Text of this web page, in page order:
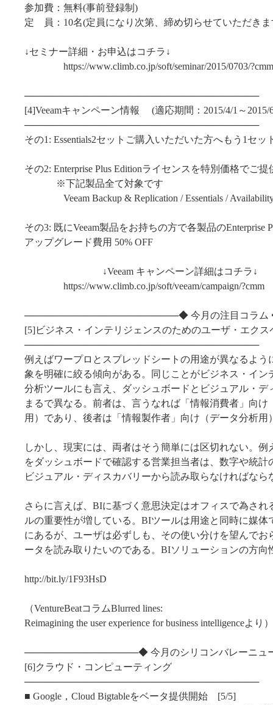
参加費：無料(事前登録制)
定 員：10名(定員になり次第、締め切らせていただきま
↓セミナー詳細・お申込はコチラ↓
https://www.climb.co.jp/soft/seminar/2015/0703/?cmm
───────────────────────────────────
[4]Veeamキャンペーン情報 (適応期間：2015/4/1～2015/
───────────────────────────────────
その1: Essentials2セットご購入いただいた方へもう1セッ
その2: Enterprise Plus Editionライセンスを特別価格でご提
※下記製品全て対象です
Veeam Backup & Replication / Essentials / Availability
その3: 既にVeeam製品をお持ちの方で各製品のEnterprise
アップグレード費用 50% OFF
↓Veeam キャンペーン詳細はコチラ↓
https://www.climb.co.jp/soft/veeam/campaign/?cmm
───────────────────────◆ 今月の注目コラ
[5]ビジネス・インテリジェンスのためのユーザ・エクス
───────────────────────────────────
例えばワープロとスプレッドシートの用途が異なるよう
象を明確に絞る傾向がある。同じことがビジネス・イン
分析ツールにも言え、ダッシュボードとビジュアル・デ
まるで異なる。前者は、言うなれば「情報消費者」向け
用）であり、後者は「情報製作者」向け（データ分析用
しかし、現実には、両者はそう簡単には区切れない。例
をダッシュボードで確認する営業担当者は、数字や統計
ビジュアル・ディスカバリーから読み取らなければなら
さらに言えば、BIに基づく意思決定はオフィスで為され
ルの重要性が増している。BIツールは用途と同時に媒体
にあるが、ユーザは必ずしも、その使い分けを望んでお
ータを読み取りたいのである。BIソリューションの方向
http://bit.ly/1F93HsD
（VentureBeatコラムBlurred lines:
Reimagining the user experience for business intelligenceより）
─────────────────◆ 今月のシリコンバレーニュ
[6]クラウド・コンピューティング
───────────────────────────────────
■ Google，Cloud Bigtableをベータ提供開始 [5/5]